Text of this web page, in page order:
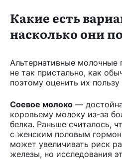
Какие есть
насколько они
Альтернативные молочные
не так пристально, как
поэтому оценить их
Соевое молоко —
коровьему молоку из-за
белка. Раньше считалось,
с женским половым
может увеличивать риск
железы, но исследования